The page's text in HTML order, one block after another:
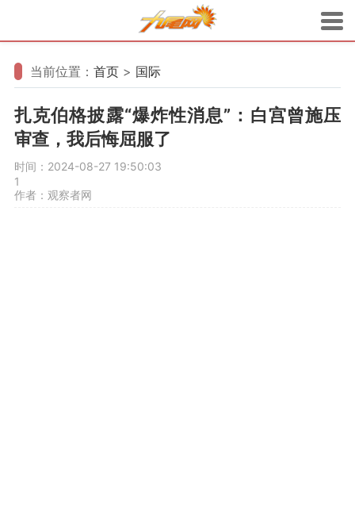
当前位置： 首页 > 国际
扎克伯格披露“爆炸性消息”：白宫曾施压
审查，我后悔屈服了
时间：2024-08-27 19:50:03
1
作者：观察者网